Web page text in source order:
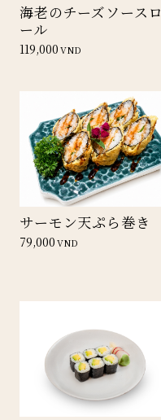
海老のチーズソースロ
ール
119,000VND
サーモン天ぷら巻き
79,000VND